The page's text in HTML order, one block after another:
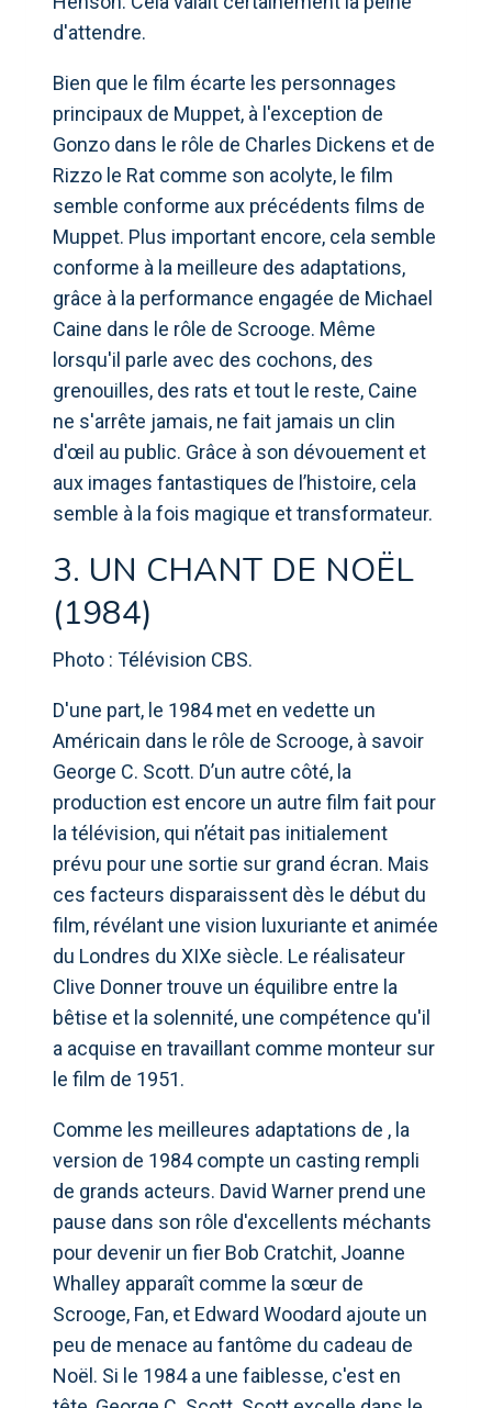
d'attendre.
Bien que le film écarte les personnages
principaux de Muppet, à l'exception de
Gonzo dans le rôle de Charles Dickens et de
Rizzo le Rat comme son acolyte, le film
semble conforme aux précédents films de
Muppet. Plus important encore, cela semble
conforme à la meilleure des adaptations,
grâce à la performance engagée de Michael
Caine dans le rôle de Scrooge. Même
lorsqu'il parle avec des cochons, des
grenouilles, des rats et tout le reste, Caine
ne s'arrête jamais, ne fait jamais un clin
d'œil au public. Grâce à son dévouement et
aux images fantastiques de l’histoire, cela
semble à la fois magique et transformateur.
3. UN CHANT DE NOËL
(1984)
Photo : Télévision CBS.
D'une part, le 1984 met en vedette un
Américain dans le rôle de Scrooge, à savoir
George C. Scott. D’un autre côté, la
production est encore un autre film fait pour
la télévision, qui n’était pas initialement
prévu pour une sortie sur grand écran. Mais
ces facteurs disparaissent dès le début du
film, révélant une vision luxuriante et animée
du Londres du XIXe siècle. Le réalisateur
Clive Donner trouve un équilibre entre la
bêtise et la solennité, une compétence qu'il
a acquise en travaillant comme monteur sur
le film de 1951.
Comme les meilleures adaptations de , la
version de 1984 compte un casting rempli
de grands acteurs. David Warner prend une
pause dans son rôle d'excellents méchants
pour devenir un fier Bob Cratchit, Joanne
Whalley apparaît comme la sœur de
Scrooge, Fan, et Edward Woodard ajoute un
peu de menace au fantôme du cadeau de
Noël. Si le 1984 a une faiblesse, c'est en